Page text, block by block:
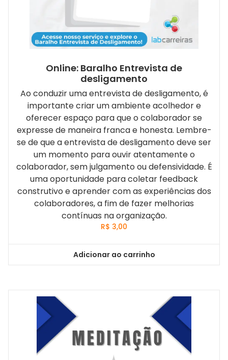
Online: Baralho Entrevista de
desligamento
Ao conduzir uma entrevista de desligamento, é
importante criar um ambiente acolhedor e
oferecer espaço para que o colaborador se
expresse de maneira franca e honesta. Lembre-
se de que a entrevista de desligamento deve ser
um momento para ouvir atentamente o
colaborador, sem julgamento ou defensividade. É
uma oportunidade para coletar feedback
construtivo e aprender com as experiências dos
colaboradores, a fim de fazer melhorias
contínuas na organização.
R$ 3,00
Adicionar ao carrinho